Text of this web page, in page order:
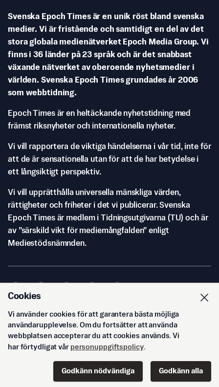
Svenska Epoch Times är en unik röst bland svenska
medier. Vi är fristående och samtidigt en del av det
stora globala medienätverket Epoch Media Group. Vi
finns i 36 länder på 23 språk och är det snabbast
växande nätverket av oberoende nyhetsmedier i
världen. Svenska Epoch Times grundades år 2006
som webbtidning.
Epoch Times är en heltäckande nyhetstidning med
främst riksnyheter och internationella nyheter.
Vi vill rapportera de viktiga händelserna i vår tid, inte för
att de är sensationella utan för att de har betydelse i
ett långsiktigt perspektiv.
Vi vill upprätthålla universella mänskliga värden,
rättigheter och friheter i det vi publicerar. Svenska
Epoch Times är medlem i Tidningsutgivarna (TU) och är
av ”särskild vikt för mediemångfalden” enligt
Mediestödsnämnden.
© Svenska Epoch Times AB2026
Cookies
Vi använder cookies för att garantera bästa möjliga
användarupplevelse. Om du fortsätter att använda
webbplatsen accepterar du att cookies används. Vi
har förtydligat vår personuppgiftspolicy.
Godkänn nödvändiga Godkänn alla